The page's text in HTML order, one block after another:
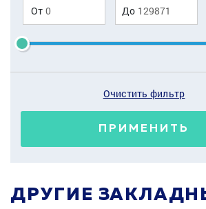
От До
Очистить фильтр
ПРИМЕНИТЬ
ДРУГИЕ